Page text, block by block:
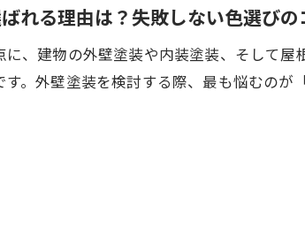
れる理由は？失敗しない色選び
、建物の外壁塗装や内装塗装、そして屋
す。外壁塗装を検討する際、最も悩むのが